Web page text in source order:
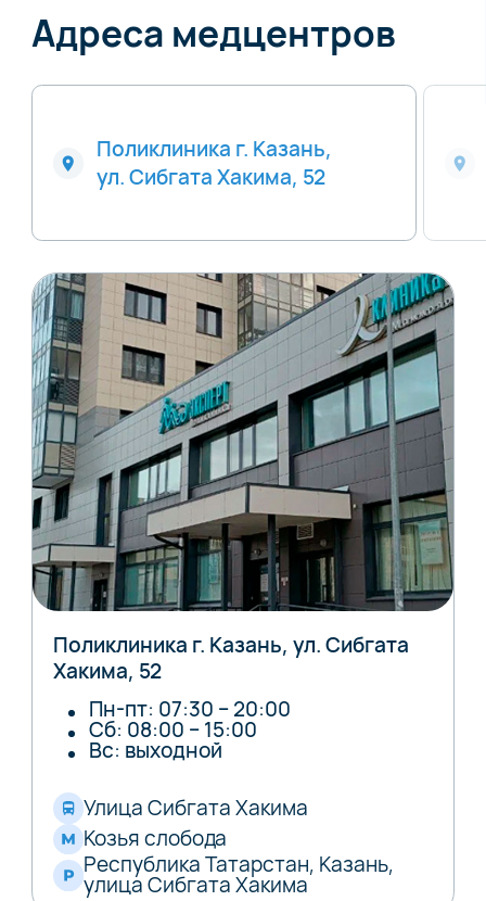
Адреса медцентров
Поликлиника г. Казань,
ул. Сибгата Хакима, 52
Поликлиника г. Казань, ул. Сибгата
Хакима, 52
Пн-пт: 07:30 – 20:00
Сб: 08:00 – 15:00
Вс: выходной
Улица Сибгата Хакима
Козья слобода
Республика Татарстан, Казань,
улица Сибгата Хакима